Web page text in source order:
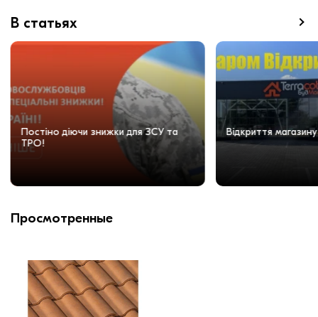
В статьях
Постіно діючи знижки для ЗСУ та
ТРО!
Відкриття магазину
Просмотренные